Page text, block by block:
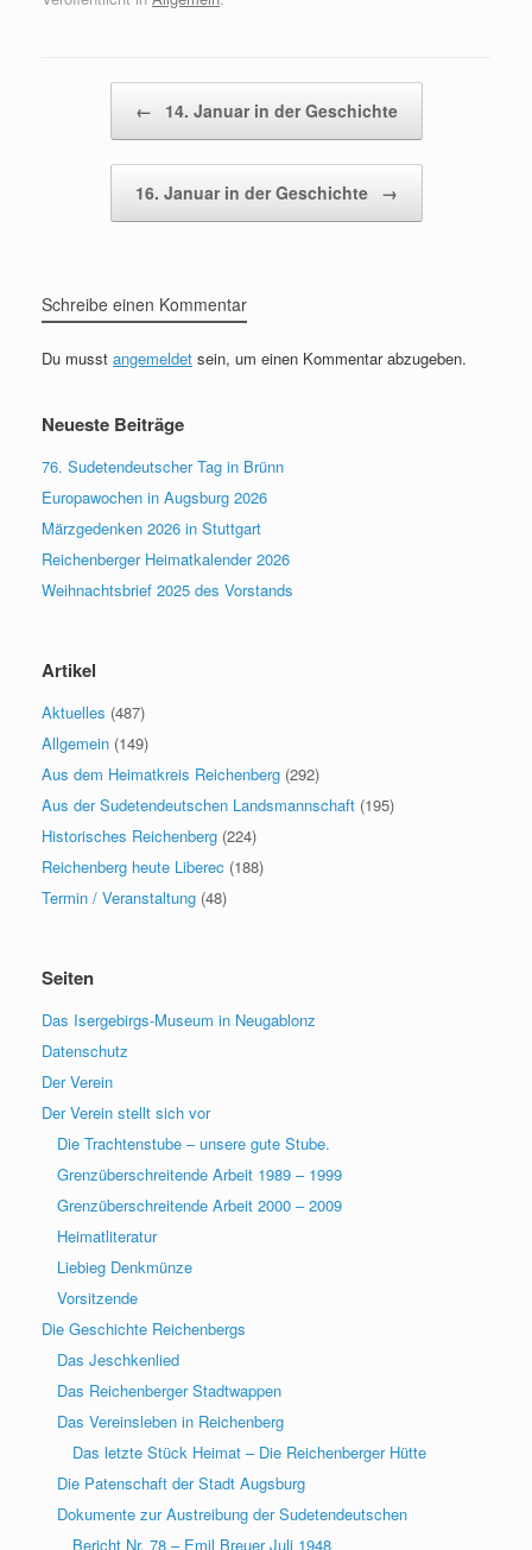
← 14. Januar in der Geschichte
16. Januar in der Geschichte →
Schreibe einen Kommentar
Du musst angemeldet sein, um einen Kommentar abzugeben.
Neueste Beiträge
76. Sudetendeutscher Tag in Brünn
Europawochen in Augsburg 2026
Märzgedenken 2026 in Stuttgart
Reichenberger Heimatkalender 2026
Weihnachtsbrief 2025 des Vorstands
Artikel
Aktuelles (487)
Allgemein (149)
Aus dem Heimatkreis Reichenberg (292)
Aus der Sudetendeutschen Landsmannschaft (195)
Historisches Reichenberg (224)
Reichenberg heute Liberec (188)
Termin / Veranstaltung (48)
Seiten
Das Isergebirgs-Museum in Neugablonz
Datenschutz
Der Verein
Der Verein stellt sich vor
Die Trachtenstube – unsere gute Stube.
Grenzüberschreitende Arbeit 1989 – 1999
Grenzüberschreitende Arbeit 2000 – 2009
Heimatliteratur
Liebieg Denkmünze
Vorsitzende
Die Geschichte Reichenbergs
Das Jeschkenlied
Das Reichenberger Stadtwappen
Das Vereinsleben in Reichenberg
Das letzte Stück Heimat – Die Reichenberger Hütte
Die Patenschaft der Stadt Augsburg
Dokumente zur Austreibung der Sudetendeutschen
Bericht Nr. 78 – Emil Breuer Juli 1948